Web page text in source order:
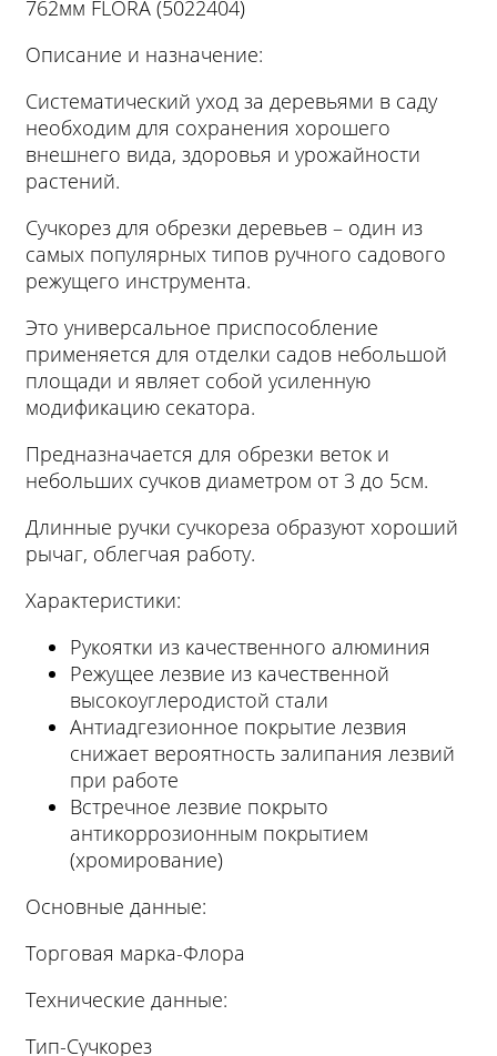
762мм FLORA (5022404)
Описание и назначение:
Систематический уход за деревьями в саду
необходим для сохранения хорошего
внешнего вида, здоровья и урожайности
растений.
Сучкорез для обрезки деревьев – один из
самых популярных типов ручного садового
режущего инструмента.
Это универсальное приспособление
применяется для отделки садов небольшой
площади и являет собой усиленную
модификацию секатора.
Предназначается для обрезки веток и
небольших сучков диаметром от 3 до 5см.
Длинные ручки сучкореза образуют хороший
рычаг, облегчая работу.
Характеристики:
Рукоятки из качественного алюминия
Режущее лезвие из качественной
высокоуглеродистой стали
Антиадгезионное покрытие лезвия
снижает вероятность залипания лезвий
при работе
Встречное лезвие покрыто
антикоррозионным покрытием
(хромирование)
Основные данные:
Торговая марка-Флора
Технические данные:
Тип-Сучкорез